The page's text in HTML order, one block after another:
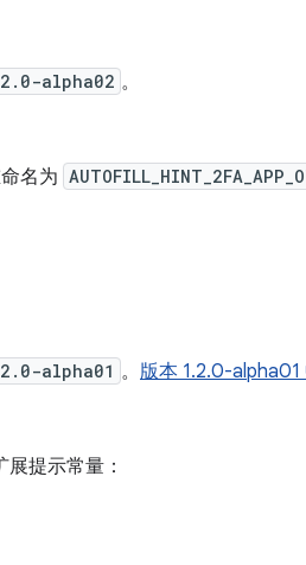
alpha02 。
名为
alpha01 。 版本 1.2.0-
提示常量：